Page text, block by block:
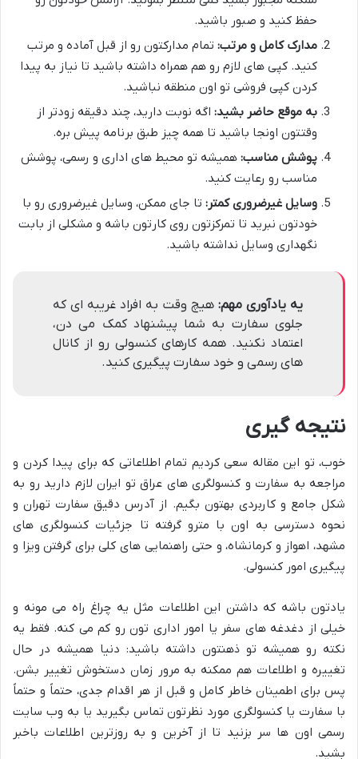
حفظ کنید و صبور باشید.
مدارک کامل و مرتب: تمام مدارکتون رو از قبل آماده و مرتب
کنید. کپی های لازم رو هم همراه داشته باشید تا نیاز به پیدا
کردن کپی فروشی تو اون منطقه نباشید.
به موقع حاضر بشید: اگه نوبت دارید، چند دقیقه زودتر از
وقتتون اونجا باشید تا همه چیز طبق برنامه پیش بره.
پوشش مناسب: همیشه تو محیط های اداری و رسمی، پوشش
مناسب رو رعایت کنید.
وسایل غیرضروری کمتر: تا جای ممکن، وسایل غیرضروری رو با
خودتون نبرید تا تمرکزتون روی کارتون باشه و مشکلی از بابت
نگهداری وسایل نداشته باشید.
یه یادآوری مهم: هیچ وقت به افراد غریبه ای که
جلوی سفارت به شما پیشنهاد کمک می دن،
اعتماد نکنید. همه کارهای کنسولی رو از کانال
های رسمی و خود سفارت پیگیری کنید.
نتیجه گیری
خوب، تو این مقاله سعی کردیم تمام اطلاعاتی که برای پیدا کردن و
مراجعه به سفارت و کنسولگری های عراق تو ایران لازم دارید رو به
شکل جامع و کاربردی بهتون بگیم. از آدرس دقیق سفارت تهران و
نحوه دسترسی به اون با مترو گرفته تا جزئیات کنسولگری های
مشهد، اهواز و کرمانشاه، و حتی راهنمایی های کلی برای گرفتن ویزا و
پیگیری امور کنسولی.
یادتون باشه که داشتن این اطلاعات مثل یه چراغ راه می مونه و
خیلی از دغدغه های سفر یا امور اداری تون رو کم می کنه. فقط یه
نکته رو همیشه تو ذهنتون داشته باشید: دنیا همیشه در حال
تغییره و اطلاعات هم ممکنه به مرور زمان دستخوش تغییر بشن.
پس برای اطمینان خاطر کامل و قبل از هر اقدام جدی، حتماً و حتماً
با سفارت یا کنسولگری مورد نظرتون تماس بگیرید یا به وب سایت
رسمی اون ها سر بزنید تا از آخرین و به روزترین اطلاعات باخبر
بشید.